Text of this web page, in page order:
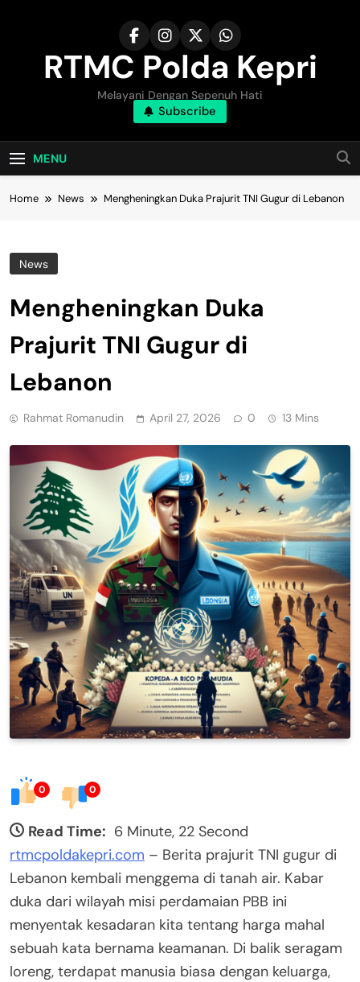
RTMC Polda Kepri
Melayani Dengan Sepenuh Hati
Subscribe
MENU
Home News Mengheningkan Duka Prajurit TNI Gugur di Lebanon
News
Mengheningkan Duka
Prajurit TNI Gugur di
Lebanon
Rahmat Romanudin April 27, 2026 0 13 Mins
0 0
Read Time: 6 Minute, 22 Second
rtmcpoldakepri.com – Berita prajurit TNI gugur di
Lebanon kembali menggema di tanah air. Kabar
duka dari wilayah misi perdamaian PBB ini
menyentak kesadaran kita tentang harga mahal
sebuah kata bernama keamanan. Di balik seragam
loreng, terdapat manusia biasa dengan keluarga,